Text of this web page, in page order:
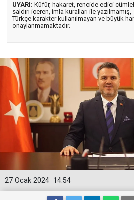
UYARI: Küfür, hakaret, rencide edici
saldırı içeren, imla kuralları ile yazılmamış,
Türkçe karakter kullanılmayan ve büyük
onaylanmamaktadır.
14:54
27 Ocak 2024